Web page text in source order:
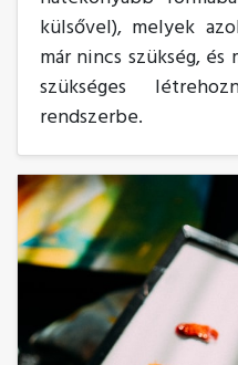
külsővel), melyek
már nincs szükség,
szükséges
rendszerbe.